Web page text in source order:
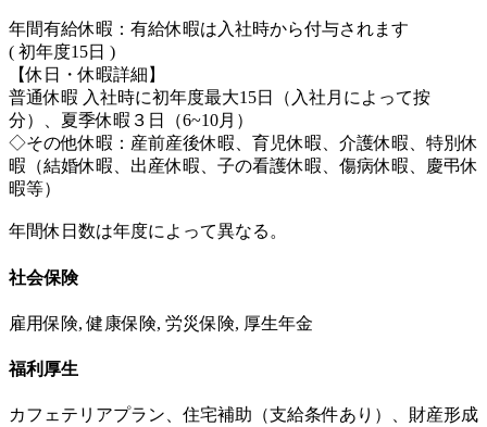
年間有給休暇：有給休暇は入社時から付与されます
( 初年度15日 )
【休日・休暇詳細】
普通休暇 入社時に初年度最大15日（入社月によって按
分）、夏季休暇３日（6~10月）
◇その他休暇：産前産後休暇、育児休暇、介護休暇、特別休
暇（結婚休暇、出産休暇、子の看護休暇、傷病休暇、慶弔休
暇等）
年間休日数は年度によって異なる。
社会保険
雇用保険, 健康保険, 労災保険, 厚生年金
福利厚生
カフェテリアプラン、住宅補助（支給条件あり）、財産形成